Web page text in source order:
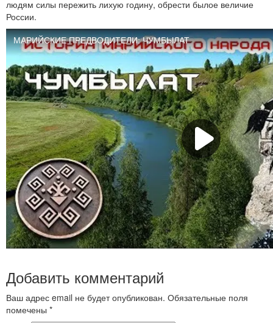
людям силы пережить лихую годину, обрести былое величие
России.
Добавить комментарий
Ваш адрес email не будет опубликован. Обязательные поля
помечены *